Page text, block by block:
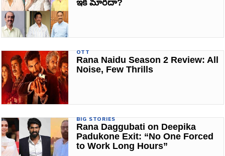
ఇక మారదా?
OTT
Rana Naidu Season 2 Review: All
Noise, Few Thrills
BIG STORIES
Rana Daggubati on Deepika
Padukone Exit: “No One Forced
to Work Long Hours”